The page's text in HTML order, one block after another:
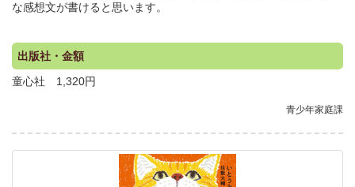
な感想文が書けると思います。
出版社・金額
童心社 1,320円
青少年家庭課